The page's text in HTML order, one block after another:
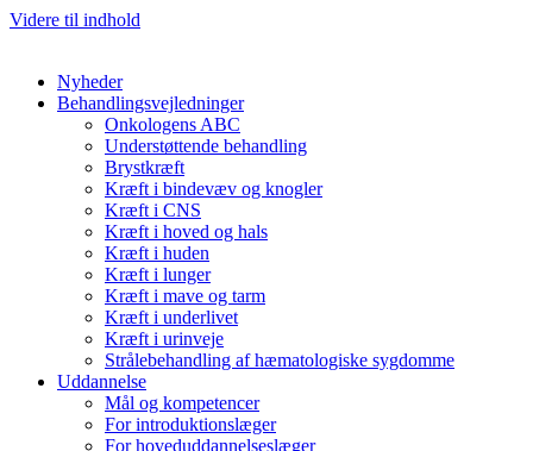
Videre til indhold
Nyheder
Behandlingsvejledninger
Onkologens ABC
Understøttende behandling
Brystkræft
Kræft i bindevæv og knogler
Kræft i CNS
Kræft i hoved og hals
Kræft i huden
Kræft i lunger
Kræft i mave og tarm
Kræft i underlivet
Kræft i urinveje
Strålebehandling af hæmatologiske sygdomme
Uddannelse
Mål og kompetencer
For introduktionslæger
For hoveduddannelseslæger